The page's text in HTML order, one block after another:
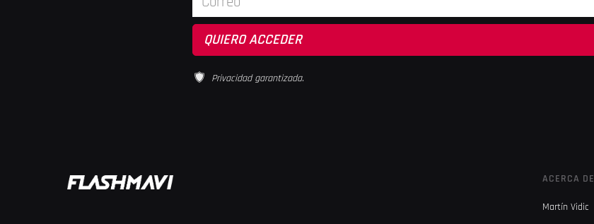
Privacidad garantizada.
ACERCA DE
Martín Vidic